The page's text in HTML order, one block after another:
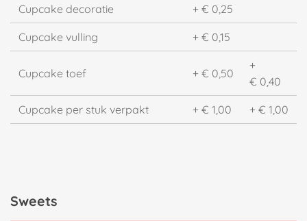
Cupcake decoratie + € 0,25
Cupcake vulling + € 0,15
Cupcake toef + € 0,50
+
€ 0,40
Cupcake per stuk verpakt + € 1,00 + € 1,00
Sweets